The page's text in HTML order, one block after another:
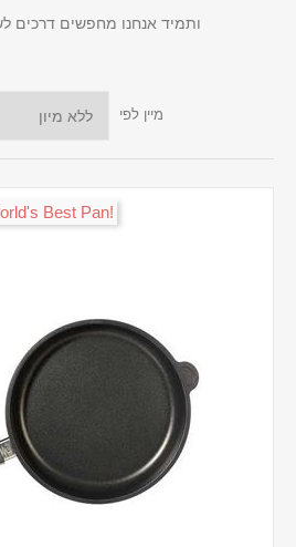
ותמיד אנחנו מחפשים דרכים
מיין לפי
!World's Best Pan